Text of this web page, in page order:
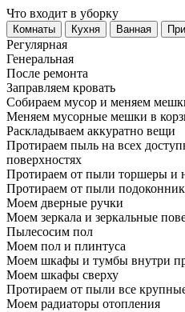
Что входит в уборку
Регу­лярная
Гене­ральная
После ремонта
Заправляем кровать
Собираем мусор и меняем
Меняем мусорные мешки в
Раскладываем аккуратно вещи
Протираем пыль на всех
поверхностях
Протираем от пыли торшеры и
Протираем от пыли
Моем дверные ручки
Моем зеркала и зеркальные
Пылесосим пол
Моем пол и плинтуса
Моем шкафы и тумбы внутри
Моем шкафы сверху
Протираем от пыли все
Моем радиаторы отопления